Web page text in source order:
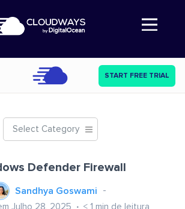
Abre a navegação
START FREE TRIAL
Select Category
Defender Firewall
Sandhya Goswami
Julho 28, 2025 < 1 min de leitura